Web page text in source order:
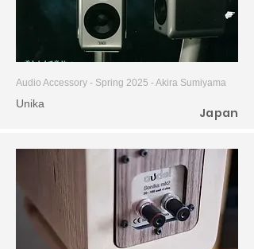
Audio Accessory - Spring 2025 - Akira Sumiyama
Unika
Japan